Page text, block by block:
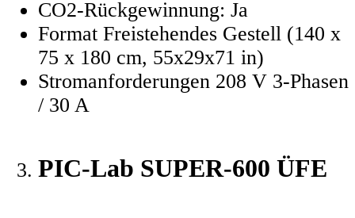
CO2-Rückgewinnung: Ja
Format Freistehendes Gestell (140 x
75 x 180 cm, 55x29x71 in)
Stromanforderungen 208 V 3-Phasen
/ 30 A
PIC-Lab SUPER-600 ÜFE